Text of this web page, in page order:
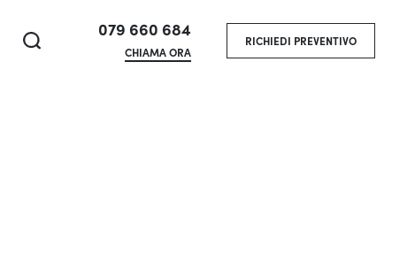
079 660 684
CHIAMA ORA
RICHIEDI PREVENTIVO